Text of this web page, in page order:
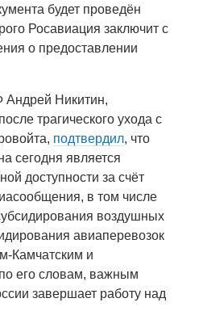
будет проведён
Росавиация заключит с
о предоставлении
Андрей Никитин,
трагического ухода с
подтвердил, что
сегодня является
доступности за счёт
в том числе
воздушных
авиаперевозок
Камчатским и
его словам, важным
завершает работу над